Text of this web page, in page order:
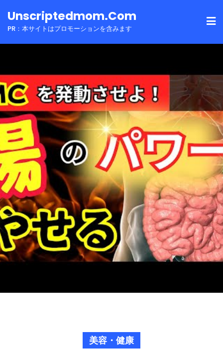
toUnscriptedmom.com
PR：本サイトはプロモーションを含みます
美容・健康